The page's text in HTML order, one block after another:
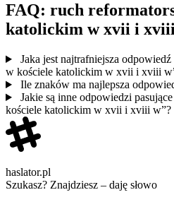
FAQ: ruch
katolickim w xvii i
Jaka jest najtrafniejsza
w kościele katolickim w xvii i xviii
Ile znaków ma najlepsza
Jakie są inne odpowiedzi
kościele katolickim w xvii i xviii w”?
haslator.pl
Szukasz? Znajdziesz – daję słowo